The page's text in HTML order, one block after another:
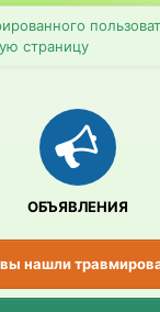
страницу
ОБЪЯВЛЕНИЯ
нашли